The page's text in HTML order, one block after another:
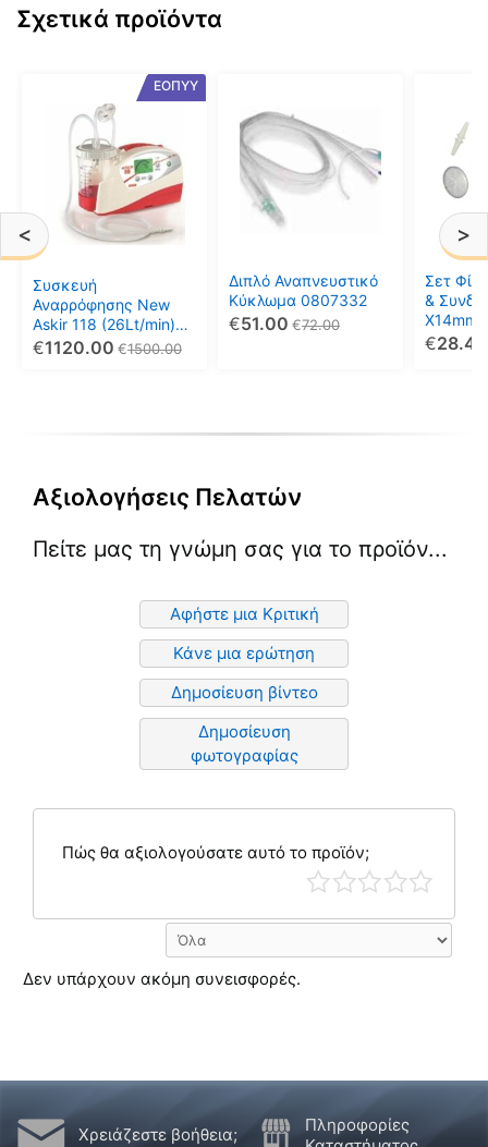
< >
Σχετικά προϊόντα
ΕΟΠΥΥ
Συσκευή
Αναρρόφησης New
Askir 118 (26Lt/min)
(Ρεύματος-
1500.00
€
1120.00
€
Διπλό Αναπνευστικό
Κύκλωμα 0807332
72.00
€
51.00
€
Σετ
&
Χ14mm)
28.49
€
Αξιολογήσεις Πελατών
Πείτε μας τη γνώμη σας για το προϊόν...
Αφήστε μια Κριτική
Κάνε μια ερώτηση
Δημοσίευση βίντεο
Δημοσίευση
φωτογραφίας
Πώς θα αξιολογούσατε αυτό το προϊόν;
Δεν υπάρχουν ακόμη συνεισφορές.
Χρειάζεστε βοήθεια;
Πληροφορίες